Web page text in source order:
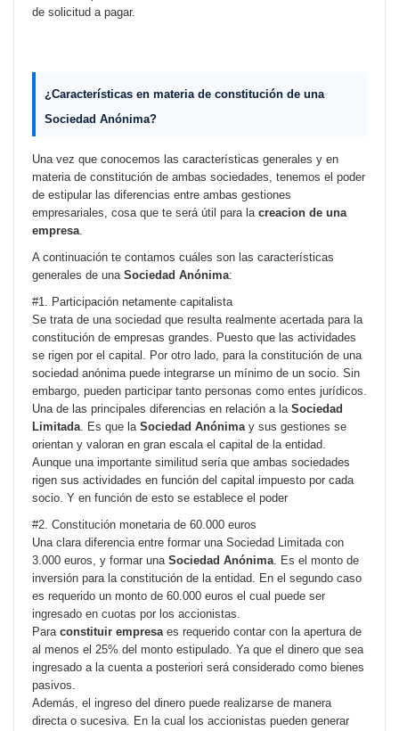
de solicitud a pagar.
¿Características en materia de constitución de una
Sociedad Anónima?
Una vez que conocemos las características generales y en
materia de constitución de ambas sociedades, tenemos el poder
de estipular las diferencias entre ambas gestiones
empresariales, cosa que te será útil para la creacion de una
empresa.
A continuación te contamos cuáles son las características
generales de una Sociedad Anónima:
#1. Participación netamente capitalista
Se trata de una sociedad que resulta realmente acertada para la
constitución de empresas grandes. Puesto que las actividades
se rigen por el capital. Por otro lado, para la constitución de una
sociedad anónima puede integrarse un mínimo de un socio. Sin
embargo, pueden participar tanto personas como entes jurídicos.
Una de las principales diferencias en relación a la Sociedad
Limitada. Es que la Sociedad Anónimay sus gestiones se
orientan y valoran en gran escala el capital de la entidad.
Aunque una importante similitud sería que ambas sociedades
rigen sus actividades en función del capital impuesto por cada
socio. Y en función de esto se establece el poder
#2. Constitución monetaria de 60.000 euros
Una clara diferencia entre formar una Sociedad Limitada con
3.000 euros, y formar una Sociedad Anónima. Es el monto de
inversión para la constitución de la entidad. En el segundo caso
es requerido un monto de 60.000 euros el cual puede ser
ingresado en cuotas por los accionistas.
Para constituir empresaes requerido contar con la apertura de
al menos el 25% del monto estipulado. Ya que el dinero que sea
ingresado a la cuenta a posteriori será considerado como bienes
pasivos.
Además, el ingreso del dinero puede realizarse de manera
directa o sucesiva. En la cual los accionistas pueden generar